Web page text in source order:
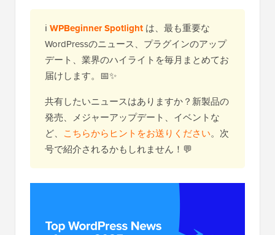
ℹ️ WPBeginner Spotlight は、最も重要な
WordPressのニュース、プラグインのアップ
デート、業界のハイライトを毎月まとめてお
届けします。📅✨
共有したいニュースはありますか？新製品の
発売、メジャーアップデート、イベントな
ど、 こちらからヒントをお送りください。次
号で紹介されるかもしれません！💬